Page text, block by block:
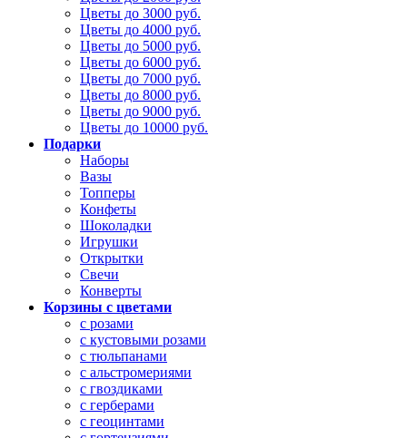
Цветы до 3000 руб.
Цветы до 4000 руб.
Цветы до 5000 руб.
Цветы до 6000 руб.
Цветы до 7000 руб.
Цветы до 8000 руб.
Цветы до 9000 руб.
Цветы до 10000 руб.
Подарки
Наборы
Вазы
Топперы
Конфеты
Шоколадки
Игрушки
Открытки
Свечи
Конверты
Корзины с цветами
с розами
с кустовыми розами
с тюльпанами
с альстромериями
с гвоздиками
с герберами
с геоцинтами